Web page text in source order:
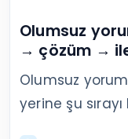
Olumsuz
→ çözüm →
Olumsuz
yerine şu